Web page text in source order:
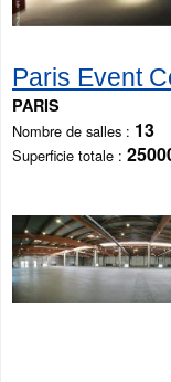
Paris Event
PARIS
Nombre de salles 13
Superficie totale